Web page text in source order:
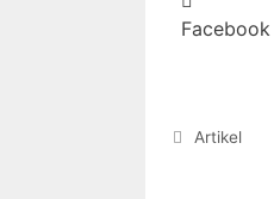
Facebook
Artikel